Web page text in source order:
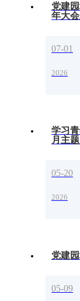
党建
年大
07-01
2026
学习
月主
05-20
2026
党建
05-09